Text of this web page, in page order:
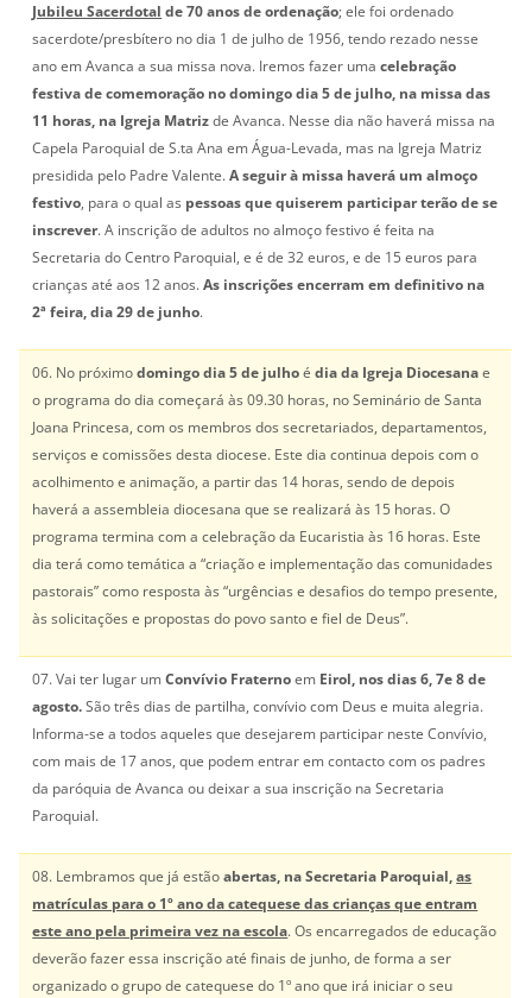
Jubileu Sacerdotal de 70 anos de ordenação; ele foi ordenado
sacerdote/presbítero no dia 1 de julho de 1956, tendo rezado nesse
ano em Avanca a sua missa nova. Iremos fazer umacelebração
festiva de comemoração no domingo dia 5 de julho, na missa das
11 horas, na Igreja Matrizde Avanca. Nesse dia não haverá missa na
Capela Paroquial de S.ta Ana em Água-Levada, mas na Igreja Matriz
presidida pelo Padre Valente.A seguir à missa haverá um almoço
festivo, para o qual as pessoas que quiserem participar terão de se
inscrever. A inscrição de adultos no almoço festivo é feita na
Secretaria do Centro Paroquial, e é de 32 euros, e de 15 euros para
crianças até aos 12 anos.As inscrições encerram em definitivo na
2ª feira, dia 29 de junho.
06. No próximodomingo dia 5 de julhoédia da Igreja Diocesanae
o programa do dia começará às 09.30 horas, no Seminário de Santa
Joana Princesa, com os membros dos secretariados, departamentos,
serviços e comissões desta diocese. Este dia continua depois com o
acolhimento e animação, a partir das 14 horas, sendo de depois
haverá a assembleia diocesana que se realizará às 15 horas. O
programa termina com a celebração da Eucaristia às 16 horas. Este
dia terá como temática a “criação e implementação das comunidades
pastorais” como resposta às “urgências e desafios do tempo presente,
às solicitações e propostas do povo santo e fiel de Deus”.
07. Vai ter lugar umConvívio Fraternoem Eirol, nos dias 6, 7e 8 de
agosto.São três dias de partilha, convívio com Deus e muita alegria.
Informa-se a todos aqueles que desejarem participar neste Convívio,
com mais de 17 anos, que podem entrar em contacto com os padres
da paróquia de Avanca ou deixar a sua inscrição na Secretaria
Paroquial.
08. Lembramos que já estãoabertas, na Secretaria Paroquial,as
matrículas para o 1º ano da catequese das crianças que entram
este ano pela primeira vez na escola. Os encarregados de educação
deverão fazer essa inscrição até finais de junho, de forma a ser
organizado o grupo de catequese do 1º ano que irá iniciar o seu